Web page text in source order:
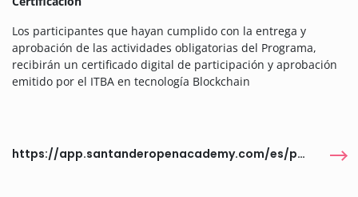
Los participantes que hayan cumplido con la entrega y
aprobación de las actividades obligatorias del Programa,
recibirán un certificado digital de participación y aprobación
emitido por el ITBA en tecnología Blockchain
https://app.santanderopenacademy.com/es/program/programa-full-stack-developer-itba-2026